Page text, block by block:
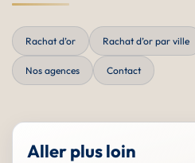
Rachat d’or Rachat d’or par ville
Nos agences Contact
Aller plus loin